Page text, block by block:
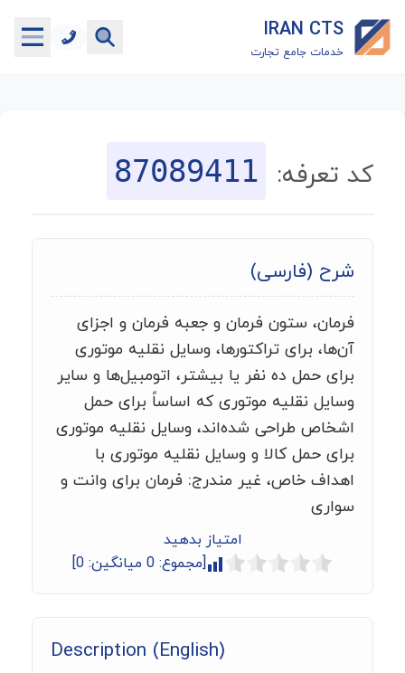
IRAN CTS
خدمات جامع تجارت
جستجوگر تعرفه گمرکی
ماشین حساب گمرکی
خدمات رایگان دیگر
کد تعرفه: 87089411
شرح (فارسی)
فرمان، ستون فرمان و جعبه فرمان و اجزای
آن‌ها، برای تراکتورها، وسایل نقلیه موتوری
برای حمل ده نفر یا بیشتر، اتومبیل‌ها و سایر
وسایل نقلیه موتوری که اساساً برای حمل
اشخاص طراحی شده‌اند، وسایل نقلیه موتوری
برای حمل کالا و وسایل نقلیه موتوری با
اهداف خاص، غیر مندرج: فرمان برای وانت و
سواری
امتیاز بدهید
[مجموع: 0 میانگین: 0
]
Description (English)